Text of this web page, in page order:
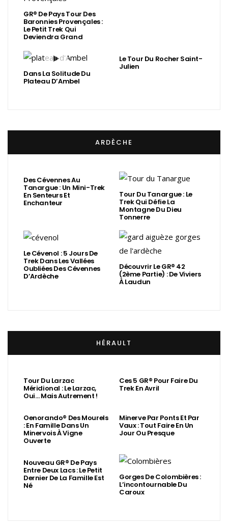
GR® De Pays Tour Des
Baronnies Provençales :
Le Petit Trek Qui
Deviendra Grand
Dans La Solitude Du
Plateau D’Ambel
Le Tour Du Rocher Saint-
Julien
ARDÈCHE
Des Cévennes Au
Tanargue : Un Mini-Trek
En Senteurs Et
Enchanteur
Tour Du Tanargue : Le
Trek Qui Défie La
Montagne Du Dieu
Tonnerre
Le Cévenol : 5 Jours De
Trek Dans Les Vallées
Oubliées Des Cévennes
D’Ardèche
Découvrir Le GR® 42
(2ème Partie) : De Viviers
À Laudun
HÉRAULT
Tour Du Larzac
Méridional : Le Larzac,
Oui… Mais Autrement !
Ces 5 GR® Pour Faire Du
Trek En Avril
Oenorando® Des Mourels
: En Famille Dans Un
Minervois À Vigne
Ouverte
Minerve Par Ponts Et Par
Vaux : Tout Faire En Un
Jour Ou Presque
Nouveau GR® De Pays
Entre Deux Lacs : Le Petit
Dernier De La Famille Est
Né
Gorges De Colombières :
L’incontournable Du
Caroux